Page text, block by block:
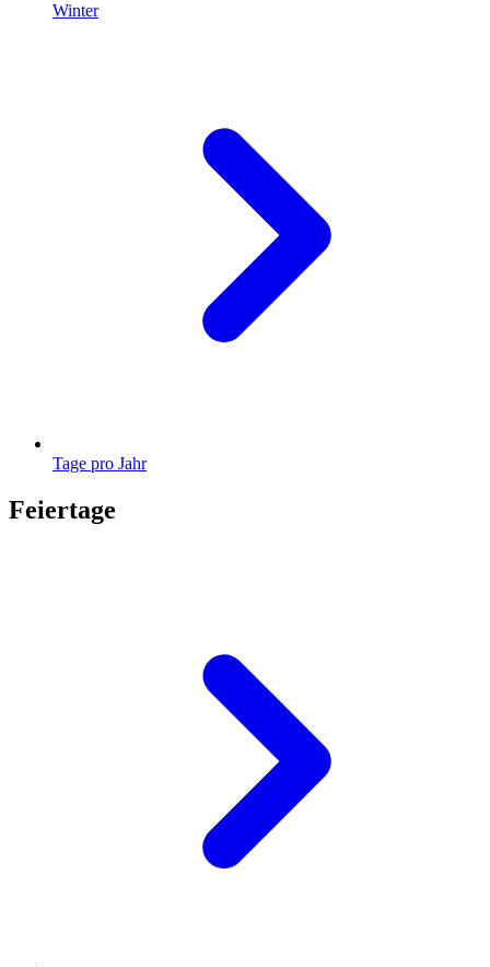
Winter
Tage pro Jahr
Feiertage